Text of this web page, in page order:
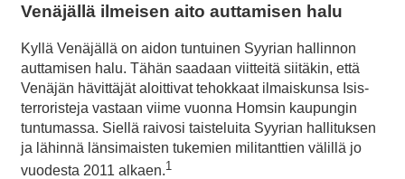
Venäjällä ilmeisen aito auttamisen halu
Kyllä Venäjällä on aidon tuntuinen Syyrian hallinnon
auttamisen halu. Tähän saadaan viitteitä siitäkin, että
Venäjän hävittäjät aloittivat tehokkaat ilmaiskunsa Isis-
terroristeja vastaan viime vuonna Homsin kaupungin
tuntumassa. Siellä raivosi taisteluita Syyrian hallituksen
ja lähinnä länsimaisten tukemien militanttien välillä jo
vuodesta 2011 alkaen.1